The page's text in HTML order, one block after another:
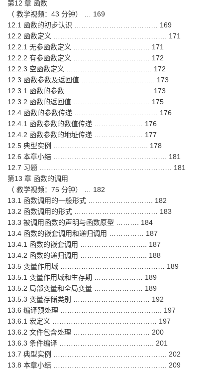
第12 章 函数
（ 教学视频：43 分钟） … 169
12.1 函数的初步认识 ……………………………… 169
12.2 函数定义 …………………………………………. 171
12.2.1 无参函数定义 …………………………… 171
12.2.2 有参函数定义 …………………………… 172
12.2.3 空函数定义 ………………………………. 172
12.3 函数参数及返回值 ………………………….. 173
12.3.1 函数的参数 ………………………………. 173
12.3.2 函数的返回值 …………………………… 175
12.4 函数的参数传递 ……………………………… 176
12.4.1 函数参数的数值传递 ………………… 176
12.4.2 函数参数的地址传递 ………………… 177
12.5 典型实例 ………………………………….. 178
12.6 本章小结 …………………………………………. 181
12.7 习题 ………………………………………………… 181
第13 章 函数的调用
（ 教学视频：75 分钟） … 182
13.1 函数调用的一般形式 ………………………. 182
13.2 函数调用的形式 ……………………………… 183
13.3 被调用函数的声明与函数原型 ………. 184
13.4 函数的嵌套调用和递归调用 …………… 187
13.4.1 函数的嵌套调用 ……………………….. 187
13.4.2 函数的递归调用 ……………………….. 188
13.5 变量作用域 ……………………………………… 189
13.5.1 变量作用域和生存期 ………………… 189
13.5.2 局部变量和全局变量 ………………… 189
13.5.3 变量存储类别 …………………………… 192
13.6 编译预处理 …………………………………….. 197
13.6.1 宏定义 ……………………………………… 197
13.6.2 文件包含处理 …………………………… 200
13.6.3 条件编译 ………………………………….. 201
13.7 典型实例 …………………………………………. 202
13.8 本章小结 …………………………………………. 209